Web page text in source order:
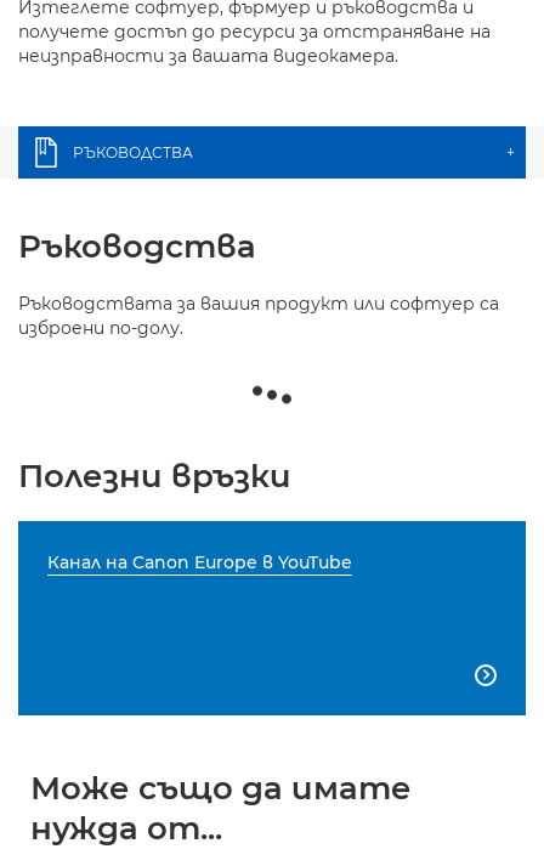
Изтеглете софтуер, фърмуер и ръководства и
получете достъп до ресурси за отстраняване на
неизправности за вашата видеокамера.
РЪКОВОДСТВА +
Ръководства
Ръководствата за вашия продукт или софтуер са
изброени по-долу.
Полезни връзки
Канал на Canon Europe в YouTube

Може също да имате
нужда от...